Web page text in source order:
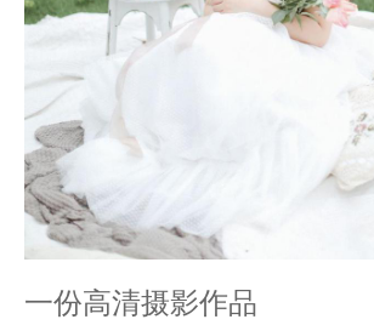
一份高清摄影作品